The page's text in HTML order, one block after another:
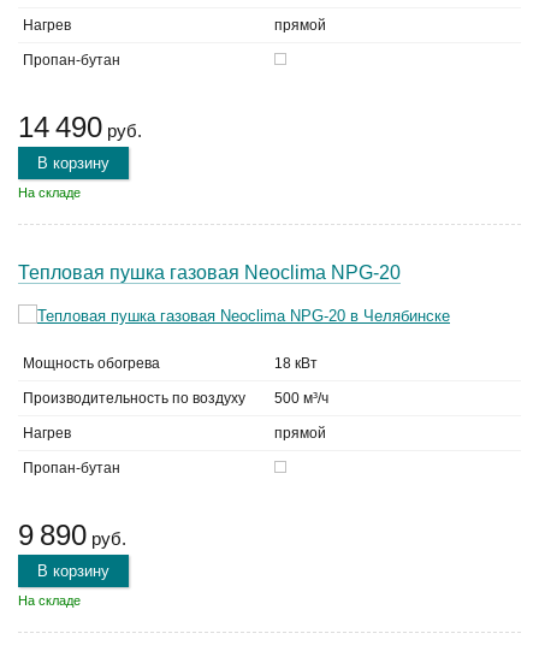
Нагрев прямой
Пропан-бутан
14 490 руб.
В корзину
На складе
Тепловая пушка газовая Neoclima NPG-20
Мощность обогрева 18 кВт
Производительность по воздуху 500 м³/ч
Нагрев прямой
Пропан-бутан
9 890 руб.
В корзину
На складе